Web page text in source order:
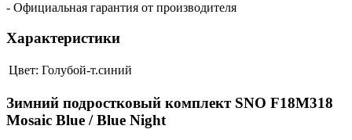
- Официальная гарантия от производителя
Характеристики
Цвет: Голубой-т.синий
Зимний подростковый комплект SNO F18M318
Mosaic Blue / Blue Night